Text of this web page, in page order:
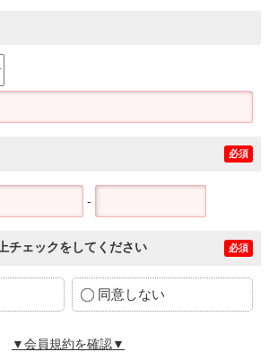
必須
-
チェックをしてください 必須
同意しない
▼会員規約を確認▼